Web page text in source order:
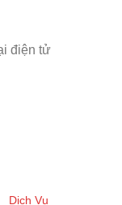
điện tử
Dịch Vụ